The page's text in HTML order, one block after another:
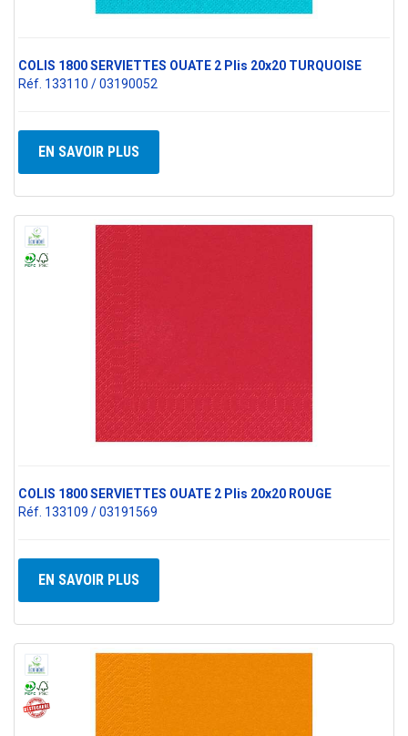
COLIS 1800 SERVIETTES OUATE 2 Plis 20x20 TURQUOISE
Réf. 133110 / 03190052
EN SAVOIR PLUS
COLIS 1800 SERVIETTES OUATE 2 Plis 20x20 ROUGE
Réf. 133109 / 03191569
EN SAVOIR PLUS